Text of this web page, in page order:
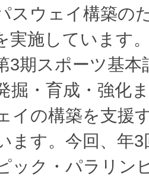
スウェイ構築の
実施しています
期スポーツ基本
掘・育成・強化
イの構築を支援
ます。今回、年
ック・パラリン